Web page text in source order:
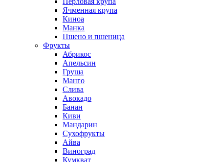
Ячменная крупа
Киноа
Манка
Пшено и пшеница
Фрукты
Абрикос
Апельсин
Груша
Манго
Слива
Авокадо
Банан
Киви
Мандарин
Сухофрукты
Айва
Виноград
Кумкват